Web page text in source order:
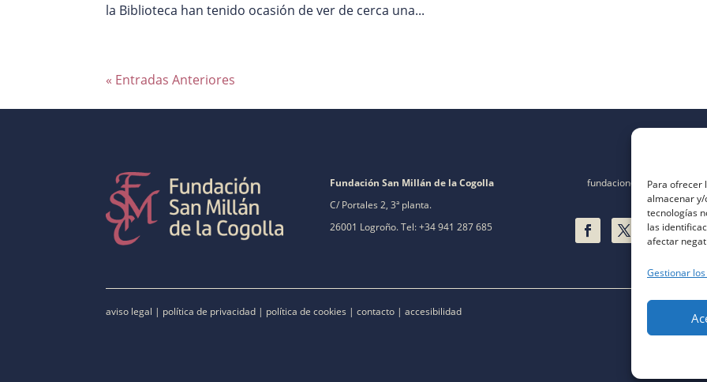
Para ofrecer
almacenar y/
tecnologías
las
afectar
Gestionar
la Biblioteca han tenido ocasión de ver de cerca una...
« Entradas Anteriores
Fundación San Millán de la Cogolla
C/ Portales 2, 3ª planta.
26001 Logroño. Tel: +34 941 287 685
fundacion@fsanmillan.es
aviso legal | política de privacidad | política de cookies |contacto |accesibilidad